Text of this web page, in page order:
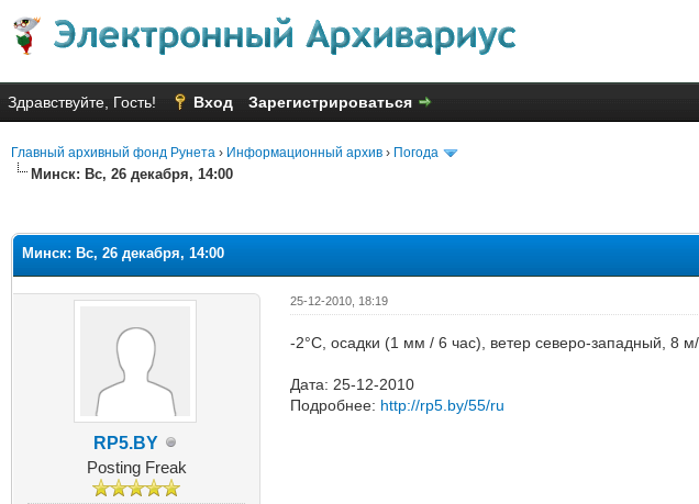
Здравствуйте, Гость! Вход Зарегистрироваться
Главный архивный фонд Рунета › Информационный архив › Погода
Минск: Вс, 26 декабря, 14:00
Минск: Вс, 26 декабря, 14:00
RP5.BY
Posting Freak
25-12-2010, 18:19
-2°C, осадки (1 мм / 6 час), ветер северо-западный, 8
Дата: 25-12-2010
Подробнее: http://rp5.by/55/ru